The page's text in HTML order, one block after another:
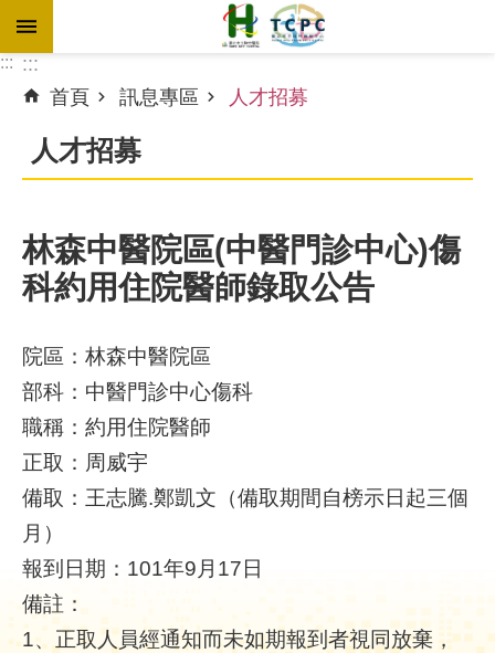
跳到主要內容區塊
進
搜
尋
訊
區
認
識
本
院
就
醫
指
::: :::
首頁
訊息專區 人才招募
人才招募
林森中醫院區(中醫門診中心)傷
科約用住院醫師錄取公告
院區：林森中醫院區
部科：中醫門診中心傷科
職稱：約用住院醫師
正取：周威宇
備取：王志騰.鄭凱文（備取期間自榜示日起三個
月）
報到日期：101年9月17日
備註：
1、正取人員經通知而未如期報到者視同放棄，